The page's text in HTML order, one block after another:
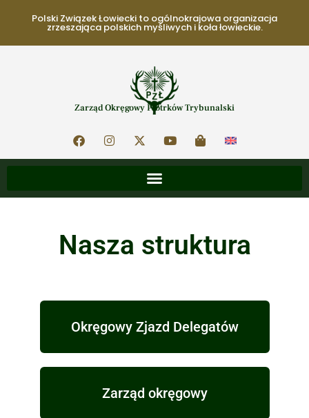
Polski Związek Łowiecki to ogólnokrajowa organizacja
zrzeszająca polskich myśliwych i koła łowieckie.
Zarząd Okręgowy Piotrków Trybunalski
Nasza struktura
Okręgowy Zjazd Delegatów
Zarząd okręgowy